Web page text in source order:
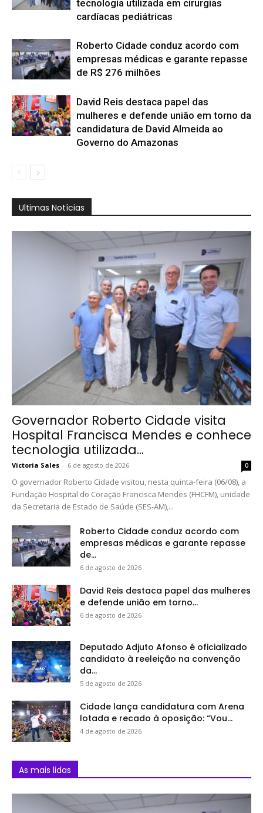
tecnologia utilizada em cirurgias
cardíacas pediátricas
Roberto Cidade conduz acordo com
empresas médicas e garante repasse
de R$ 276 milhões
David Reis destaca papel das
mulheres e defende união em torno da
candidatura de David Almeida ao
Governo do Amazonas
Ultimas Notícias
Governador Roberto Cidade visita
Hospital Francisca Mendes e conhece
tecnologia utilizada...
Victoria Sales - 6 de agosto de 2026 0
O governador Roberto Cidade visitou, nesta quinta-feira (06/08), a
Fundação Hospital do Coração Francisca Mendes (FHCFM), unidade
da Secretaria de Estado de Saúde (SES-AM),...
Roberto Cidade conduz acordo com
empresas médicas e garante repasse
de...
6 de agosto de 2026
David Reis destaca papel das mulheres
e defende união em torno...
6 de agosto de 2026
Deputado Adjuto Afonso é oficializado
candidato à reeleição na convenção
da...
5 de agosto de 2026
Cidade lança candidatura com Arena
lotada e recado à oposição: “Vou...
4 de agosto de 2026
As mais lidas